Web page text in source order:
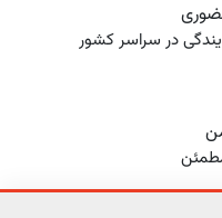
در سراسر کشور